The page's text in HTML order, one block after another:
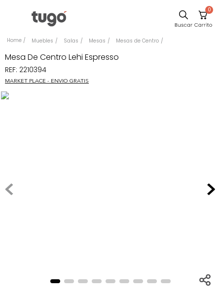
0
Muebles Salas Mesas Mesas de Centro
Mesa De Centro Lehi Espresso
REF: 2210394
MARKET PLACE - ENVIO GRATIS
Comedor
Escritorio